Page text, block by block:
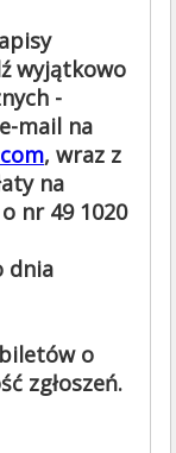
wyjątkowo
-
mail na
, wraz z
na
nr 49 1020
dnia
o
zgłoszeń.